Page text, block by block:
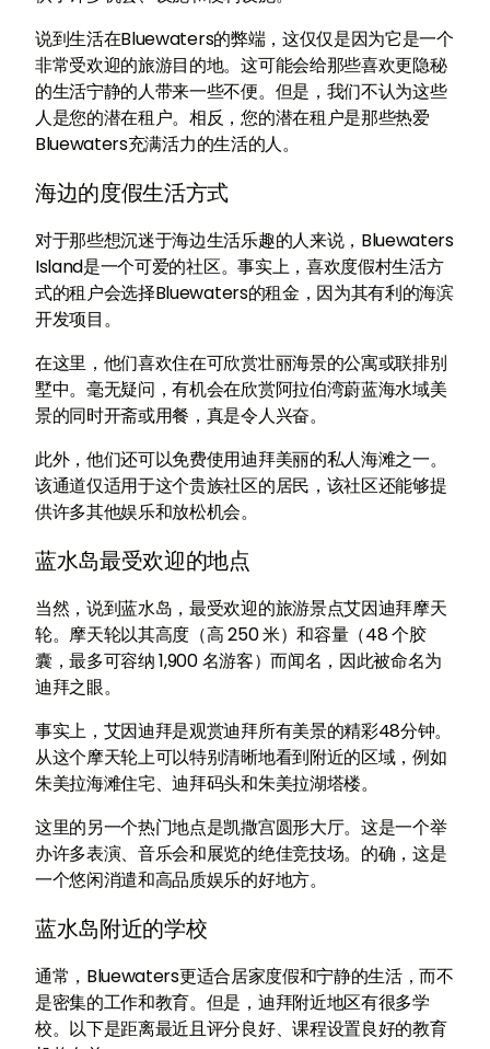
说到生活在Bluewaters的弊端，这仅仅是因为它是一个
非常受欢迎的旅游目的地。这可能会给那些喜欢更隐秘
的生活宁静的人带来一些不便。但是，我们不认为这些
人是您的潜在租户。相反，您的潜在租户是那些热爱
Bluewaters充满活力的生活的人。
海边的度假生活方式
对于那些想沉迷于海边生活乐趣的人来说，Bluewaters
Island是一个可爱的社区。事实上，喜欢度假村生活方
式的租户会选择Bluewaters的租金，因为其有利的海滨
开发项目。
在这里，他们喜欢住在可欣赏壮丽海景的公寓或联排别
墅中。毫无疑问，有机会在欣赏阿拉伯湾蔚蓝海水域美
景的同时开斋或用餐，真是令人兴奋。
此外，他们还可以免费使用迪拜美丽的私人海滩之一。
该通道仅适用于这个贵族社区的居民，该社区还能够提
供许多其他娱乐和放松机会。
蓝水岛最受欢迎的地点
当然，说到蓝水岛，最受欢迎的旅游景点艾因迪拜摩天
轮。摩天轮以其高度（高 250 米）和容量（48 个胶
囊，最多可容纳 1,900 名游客）而闻名，因此被命名为
迪拜之眼。
事实上，艾因迪拜是观赏迪拜所有美景的精彩48分钟。
从这个摩天轮上可以特别清晰地看到附近的区域，例如
朱美拉海滩住宅、迪拜码头和朱美拉湖塔楼。
这里的另一个热门地点是凯撒宫圆形大厅。这是一个举
办许多表演、音乐会和展览的绝佳竞技场。的确，这是
一个悠闲消遣和高品质娱乐的好地方。
蓝水岛附近的学校
通常，Bluewaters更适合居家度假和宁静的生活，而不
是密集的工作和教育。但是，迪拜附近地区有很多学
校。以下是距离最近且评分良好、课程设置良好的教育